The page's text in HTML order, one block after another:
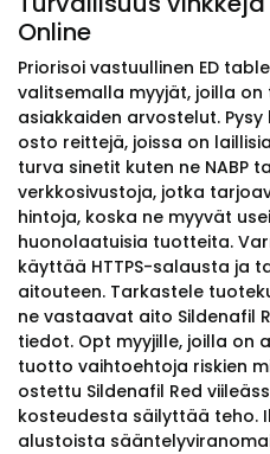
Online
Priorisoi vastuullinen ED
valitsemalla myyjät, joilla
asiakkaiden arvostelut.
osto reittejä, joissa on
turva sinetit kuten ne NABP
verkkosivustoja, jotka
hintoja, koska ne myyvät
huonolaatuisia tuotteita.
käyttää HTTPS-salausta ja
aitouteen. Tarkastele
ne vastaavat aito Sildenafil
tiedot. Opt myyjille, joilla on
tuotto vaihtoehtoja riskien
ostettu Sildenafil Red
kosteudesta säilyttää teho.
alustoista